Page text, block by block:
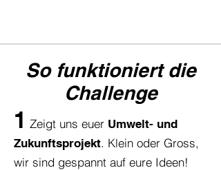
So funktioniert die
Challenge
1 Zeigt uns euer Umwelt- und
Zukunftsprojekt. Klein oder Gross,
wir sind gespannt auf eure Ideen!